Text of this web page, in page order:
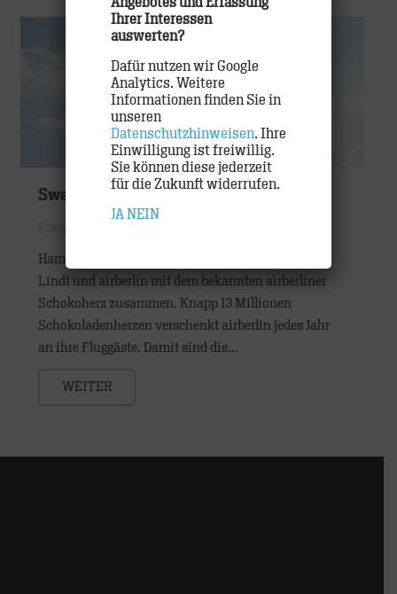
Sweet Connection
Hamburg, April 2015: TRACK bringt seine Kunden
Lindt und airberlin mit dem bekannten airberliner
Schokoherz zusammen. Knapp 13 Millionen
Schokoladenherzen verschenkt airberlin jedes Jahr
an ihre Fluggäste. Damit sind die…
WEITER
Ihrer Interessen
auswerten?
Dafür nutzen wir Google
Analytics. Weitere
Informationen finden Sie in
unseren
Datenschutzhinweisen. Ihre
Einwilligung ist freiwillig.
Sie können diese jederzeit
für die Zukunft widerrufen.
JA NEIN